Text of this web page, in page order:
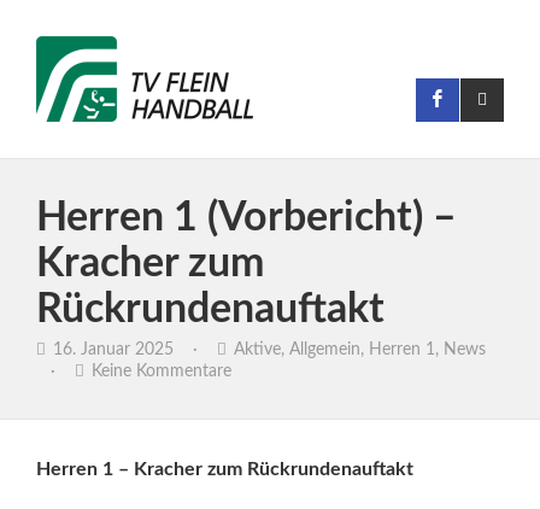
Herren 1 (Vorbericht) –
Kracher zum
Rückrundenauftakt
16. Januar 2025 · Aktive, Allgemein, Herren 1, News
·
Keine Kommentare
Herren 1 – Kracher zum Rückrundenauftakt